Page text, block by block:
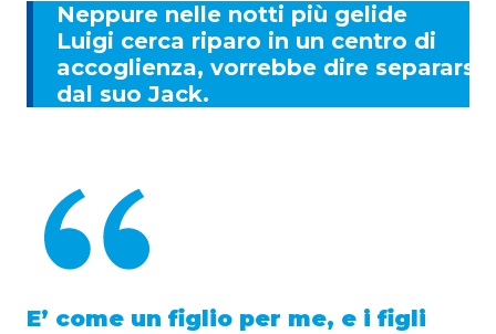
Neppure nelle notti più gelide
Luigi cerca riparo in un centro di
accoglienza, vorrebbe dire separarsi
dal suo Jack.
E’ come un figlio per me, e i figli